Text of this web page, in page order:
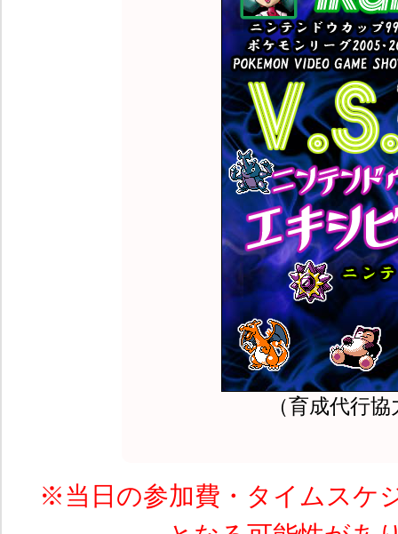
（育成代行
※当日の参加費・タイムスケ